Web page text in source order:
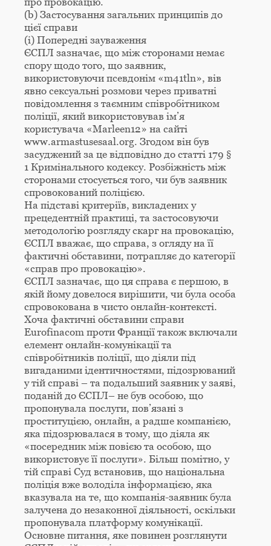
(b) Застосування загальних принципів до
цієї справи
(i) Попередні зауваження
ЄСПЛ зазначає, що між сторонами немає
спору щодо того, що заявник,
використовуючи псевдонім «m41tln», вів
явно сексуальні розмови через приватні
повідомлення з таємним співробітником
поліції, який використовував ім’я
користувача «Marleen12» на сайті
www.armastusesaal.org. Згодом він був
засуджений за це відповідно до статті 179 §
1 Кримінального кодексу. Розбіжність між
сторонами стосується того, чи був заявник
спровокований поліцією.
На підставі критеріїв, викладених у
прецедентній практиці, та застосовуючи
методологію розгляду скарг на провокацію,
ЄСПЛ вважає, що справа, з огляду на її
фактичні обставини, потрапляє до категорії
«справ про провокацію».
ЄСПЛ зазначає, що ця справа є першою, в
якій йому довелося вирішити, чи була особа
спровокована в чисто онлайн-контексті.
Хоча фактичні обставини справи
Eurofinacom проти Франції також включали
елемент онлайн-комунікації та
співробітників поліції, що діяли під
вигаданими ідентичностями, підозрюваний
у тій справі – та подальший заявник у заяві,
поданій до ЄСПЛ– не був особою, що
пропонувала послуги, пов’язані з
проституцією, онлайн, а радше компанією,
яка підозрювалася в тому, що діяла як
«посередник між повією та особою, що
використовує її послуги». Більш помітно, у
тій справі Суд встановив, що національна
поліція вже володіла інформацією, яка
вказувала на те, що компанія-заявник була
залучена до незаконної діяльності, оскільки
пропонувала платформу комунікації.
Основне питання, яке повинен розглянути